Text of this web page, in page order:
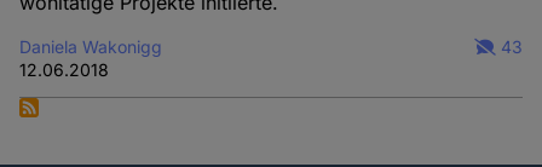
Daniela Wakonigg
12.06.2018
43